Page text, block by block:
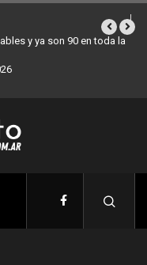
y ya son 90 en toda la